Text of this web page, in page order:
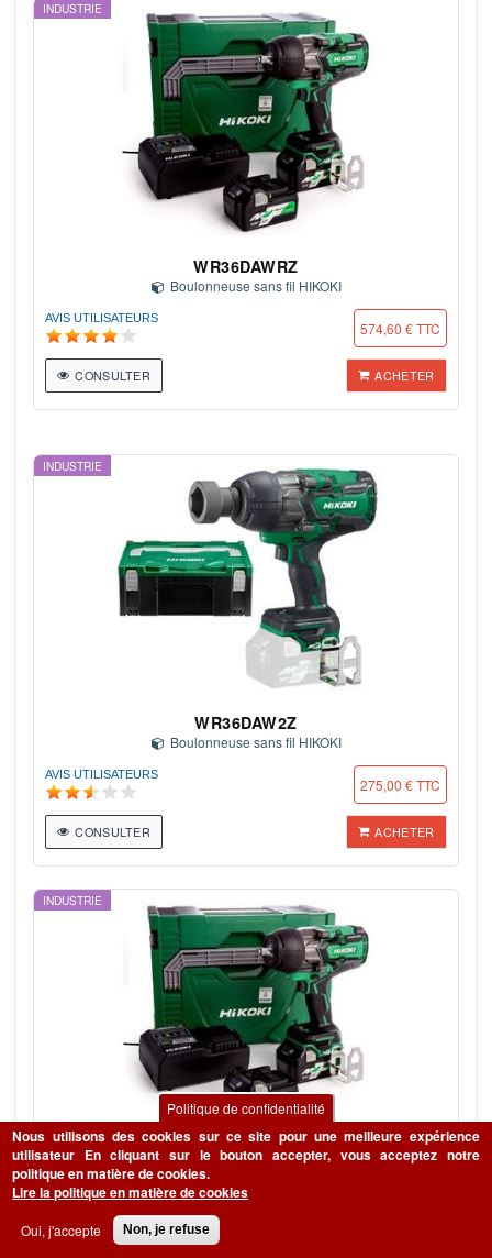
INDUSTRIE
WR36DAWRZ
Boulonneuse sans fil HIKOKI
AVIS UTILISATEURS
574,60 € TTC
CONSULTER ACHETER
INDUSTRIE
WR36DAW2Z
Boulonneuse sans fil HIKOKI
AVIS UTILISATEURS
275,00 € TTC
CONSULTER ACHETER
INDUSTRIE
WR36DBWRZ
Boulonneuse sans fil HIKOKI
Politique de confidentialité
Nous utilisons des cookies sur ce site pour une meilleure expérience
utilisateur En cliquant sur le bouton accepter, vous acceptez notre
politique en matière de cookies.
Lire la politique en matière de cookies
Oui, j'accepte Non, je refuse